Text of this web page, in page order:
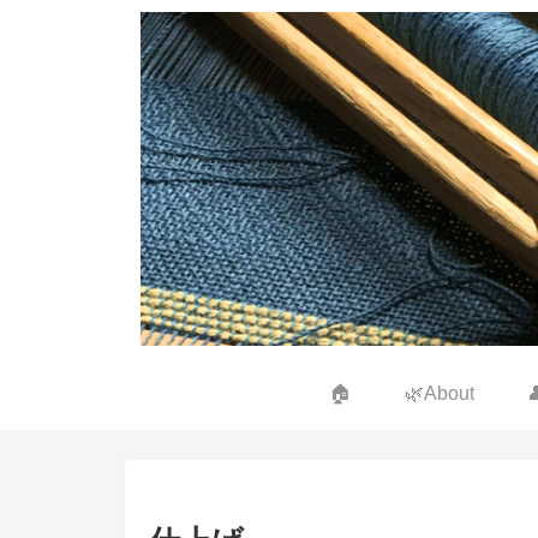
🏠 🌿About